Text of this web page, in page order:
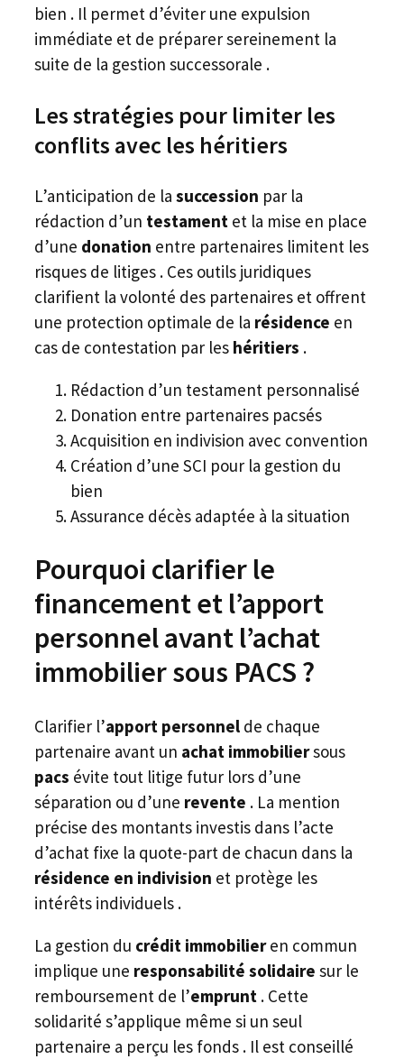
bien . Il permet d’éviter une expulsion
immédiate et de préparer sereinement la
suite de la gestion successorale .
Les stratégies pour limiter les
conflits avec les héritiers
L’anticipation de la succession par la
rédaction d’un testament et la mise en place
d’une donation entre partenaires limitent les
risques de litiges . Ces outils juridiques
clarifient la volonté des partenaires et offrent
une protection optimale de la résidence en
cas de contestation par les héritiers .
Rédaction d’un testament personnalisé
Donation entre partenaires pacsés
Acquisition en indivision avec convention
Création d’une SCI pour la gestion du
bien
Assurance décès adaptée à la situation
Pourquoi clarifier le
financement et l’apport
personnel avant l’achat
immobilier sous PACS ?
Clarifier l’apport personnel de chaque
partenaire avant un achat immobiliersous
pacs évite tout litige futur lors d’une
séparation ou d’une revente . La mention
précise des montants investis dans l’acte
d’achat fixe la quote-part de chacun dans la
résidence en indivision et protège les
intérêts individuels .
La gestion du crédit immobilieren commun
implique une responsabilité solidaire sur le
remboursement de l’emprunt . Cette
solidarité s’applique même si un seul
partenaire a perçu les fonds . Il est conseillé